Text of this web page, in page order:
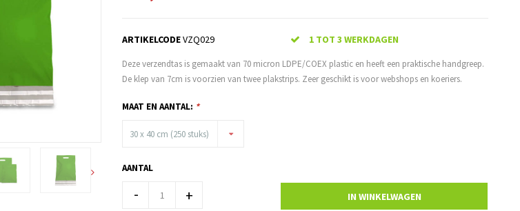
ARTIKELCODEVZQ029 1 TOT 3 WERKDAGEN
Deze verzendtas is gemaakt van 70 micron LDPE/COEX plastic en heeft een praktische handgreep.
De klep van 7cm is voorzien van twee plakstrips. Zeer geschikt is voor webshops en koeriers.
MAAT EN AANTAL: *
30 x 40 cm (250 stuks)
AANTAL
- + IN WINKELWAGEN